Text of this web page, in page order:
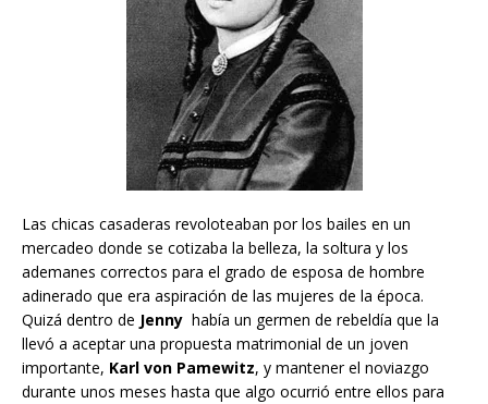
Las chicas casaderas revoloteaban por los bailes en un
mercadeo donde se cotizaba la belleza, la soltura y los
ademanes correctos para el grado de esposa de hombre
adinerado que era aspiración de las mujeres de la época.
Quizá dentro de Jenny había un germen de rebeldía que la
llevó a aceptar una propuesta matrimonial de un joven
importante, Karl von Pamewitz, y mantener el noviazgo
durante unos meses hasta que algo ocurrió entre ellos para